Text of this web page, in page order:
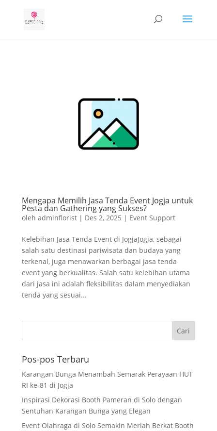
Mengapa Memilih Jasa Tenda Event Jogja untuk
Pesta dan Gathering yang Sukses?
oleh adminflorist| Des 2, 2025 | Event Support
Kelebihan Jasa Tenda Event di JogjaJogja, sebagai
salah satu destinasi pariwisata dan budaya yang
terkenal, juga menawarkan berbagai jasa tenda
event yang berkualitas. Salah satu kelebihan utama
dari jasa ini adalah fleksibilitas dalam menyediakan
tenda yang sesuai...
Pos-pos Terbaru
Karangan Bunga Menambah Semarak Perayaan HUT
RI ke-81 di Jogja
Inspirasi Dekorasi Booth Pameran di Solo dengan
Sentuhan Karangan Bunga yang Elegan
Event Olahraga di Solo Semakin Meriah Berkat Booth